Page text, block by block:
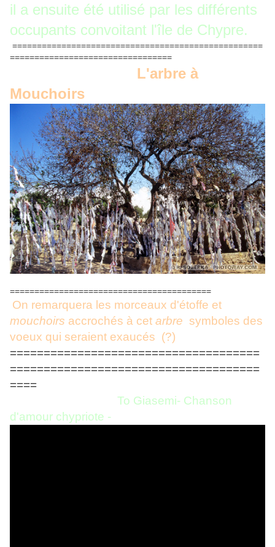
il a ensuite été utilisé par les différents
occupants convoitant l'île de Chypre.
===================================================
=================================
L'arbre à
Mouchoirs
=========================================
On remarquera les morceaux d'étoffe et
mouchoirs accrochés à cet arbre symboles des
voeux qui seraient exaucés (?)
=====================================
=====================================
====
To Giasemi- Chanson
d'amour chypriote -